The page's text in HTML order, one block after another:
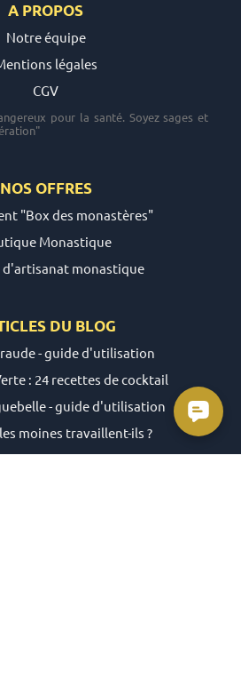
A PROPOS
Notre équipe
légales
CGV
pour la santé. Soyez sages et
NOS OFFRES
"Box des monastères"
Monastique
monastique
DU BLOG
- guide d'utilisation
: 24 recettes de cocktail
- guide d'utilisation
moines travaillent-ils ?
- guide d'utilisation